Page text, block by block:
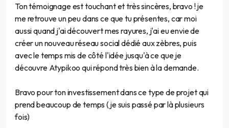
Ton témoignage est touchant et très sincères, bravo ! je
me retrouve un peu dans ce que tu présentes, car moi
aussi quand j'ai découvert mes rayures, j'ai eu envie de
créer un nouveau réseau social dédié aux zèbres, puis
avec le temps mis de côté l'idée jusqu'à ce que je
découvre Atypikoo qui répond très bien à la demande.
Bravo pour ton investissement dans ce type de projet qui
prend beaucoup de temps (je suis passé par là plusieurs
fois)